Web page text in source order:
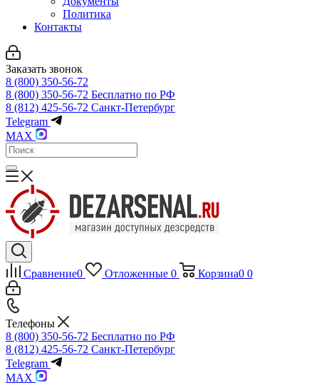
Политика
Контакты
Заказать звонок
8 (800) 350-56-72
8 (800) 350-56-72 Бесплатно по РФ
8 (812) 425-56-72 Санкт-Петербург
Telegram
MAX
Сравнение0 Отложенные 0 Корзина0 0
Телефоны
8 (800) 350-56-72 Бесплатно по РФ
8 (812) 425-56-72 Санкт-Петербург
Telegram
MAX